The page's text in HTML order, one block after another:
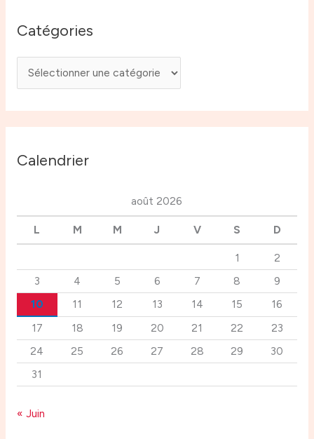
Catégories
Calendrier
août 2026
L M M J V S D
1
2
3
4 5 6 7 8
9
10
11 12 13 14 15
16
17
18 19 20 21 22
23
24
25 26 27 28 29
30
31
« Juin